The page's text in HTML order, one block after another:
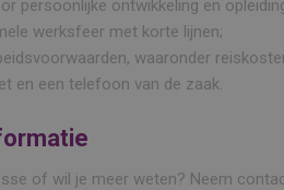
persoonlijke ontwikkeling en
werksfeer met korte lijnen;
waaronder
en een telefoon van de zaak.
of wil je meer weten? Neem